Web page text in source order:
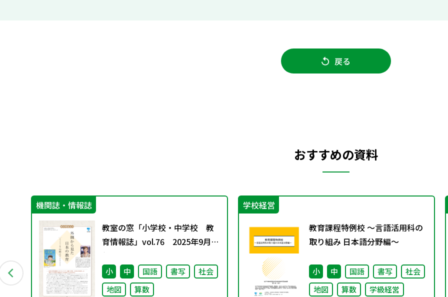
戻る
おすすめの資料
機関誌・情報誌
教室の窓「小学校・中学校 教
育情報誌」vol.76 2025年9月発
行
小 中 国語 書写
社会
地図
算数
学校経営
教育課程特例校 ～言語活用科の
取り組み 日本語分野編～
小 中 国語 書写
社会
地図
算数 学級経営